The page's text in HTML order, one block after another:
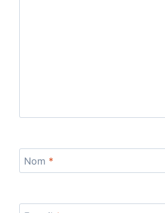
Nom *